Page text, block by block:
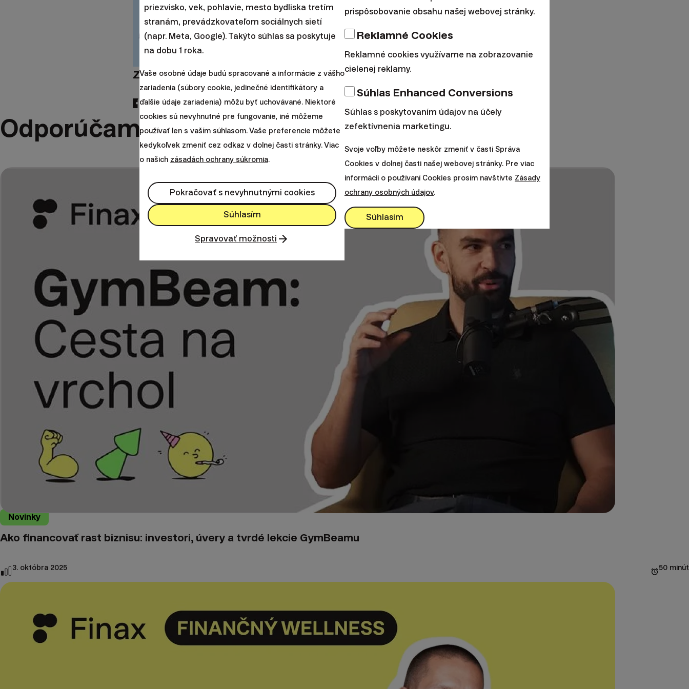
Radoslav
Zdieľajte tento článok:
Odporúčame
Novinky
Ako financovať rast biznisu: investori, úvery a tvrdé lekcie GymBeamu
3. októbra 2025 50 minút
priezvisko, vek, pohlavie, mesto bydliska tretím
stranám, prevádzkovateľom sociálnych sietí
(napr. Meta, Google). Takýto súhlas sa poskytuje
na dobu 1 roka.
Vaše osobné údaje budú spracované a informácie z vášho
zariadenia (súbory cookie, jedinečné identifikátory a
ďalšie údaje zariadenia) môžu byť uchovávané. Niektoré
cookies sú nevyhnutné pre fungovanie, iné môžeme
používať len s vaším súhlasom. Vaše preferencie môžete
kedykoľvek zmeniť cez odkaz v dolnej časti stránky. Viac
o našich zásadách ochrany súkromia.
Pokračovať s nevyhnutnými cookies
Súhlasím
Spravovať možnosti
prispôsobovanie obsahu našej webovej stránky.
Reklamné Cookies
Reklamné cookies využívame na zobrazovanie
cielenej reklamy.
Súhlas Enhanced Conversions
Súhlas s poskytovaním údajov na účely
zefektívnenia marketingu.
Svoje voľby môžete neskôr zmeniť v časti Správa
Cookies v dolnej časti našej webovej stránky. Pre viac
informácií o používaní Cookies prosím navštívte Zásady
ochrany osobných údajov.
Súhlasím